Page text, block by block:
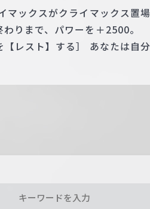
マックスがクライマックス置
りまで、パワーを＋2500。
【レスト】する］ あなたは